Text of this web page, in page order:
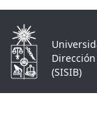
(SISIB)